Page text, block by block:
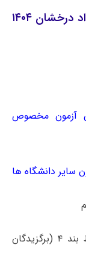
مدارک ثبت نام کارشناسی ارشد استعداد درخشان ۱۴۰۴
آزمون مخصوص
سایر دانشگاه ها
– ارائه گواهی برای متقاضیان واجد شرایط بند ۴ (برگزیدگان